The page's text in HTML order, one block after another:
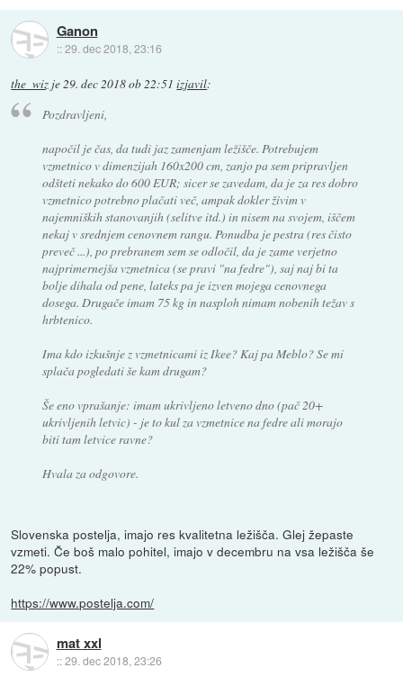
Ganon
::29. dec 2018, 23:16
the_wiz je29. dec 2018 ob 22:51 izjavil:
Pozdravljeni,
napočil je čas, da tudi jaz zamenjam ležišče. Potrebujem
vzmetnico v dimenzijah 160x200 cm, zanjo pa sem pripravljen
odšteti nekako do 600 EUR; sicer se zavedam, da je za res dobro
vzmetnico potrebno plačati več, ampak dokler živim v
najemniških stanovanjih (selitve itd.) in nisem na svojem, iščem
nekaj v srednjem cenovnem rangu. Ponudba je pestra (res čisto
preveč ...), po prebranem sem se odločil, da je zame verjetno
najprimernejša vzmetnica (se pravi "na fedre"), saj naj bi ta
bolje dihala od pene, lateks pa je izven mojega cenovnega
dosega. Drugače imam 75 kg in nasploh nimam nobenih težav s
hrbtenico.
Ima kdo izkušnje z vzmetnicami iz Ikee? Kaj pa Meblo? Se mi
splača pogledati še kam drugam?
Še eno vprašanje: imam ukrivljeno letveno dno (pač 20+
ukrivljenih letvic) - je to kul za vzmetnice na fedre ali morajo
biti tam letvice ravne?
Hvala za odgovore.
Slovenska postelja, imajo res kvalitetna ležišča. Glej žepaste
vzmeti. Če boš malo pohitel, imajo v decembru na vsa ležišča še
22% popust.
https://www.postelja.com/
mat xxl
::29. dec 2018, 23:26